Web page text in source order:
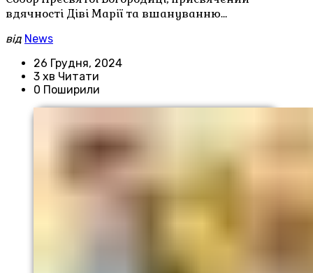
вдячності Діві Марії та вшануванню…
від News
26 Грудня, 2024
3 хв Читати
0 Поширили